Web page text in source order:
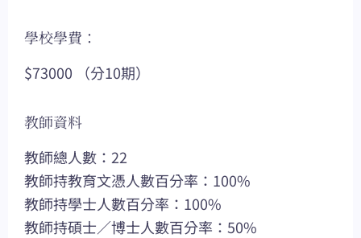
學校學費：
$73000 （分10期）
教師資料
教師總人數：22
教師持教育文憑人數百分率：100%
教師持學士人數百分率：100%
教師持碩士／博士人數百分率：50%